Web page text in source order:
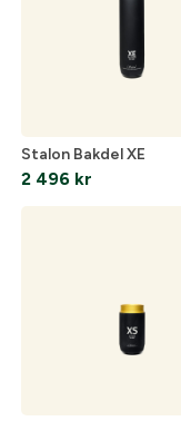
Stalon Bakdel XE
2 496 kr